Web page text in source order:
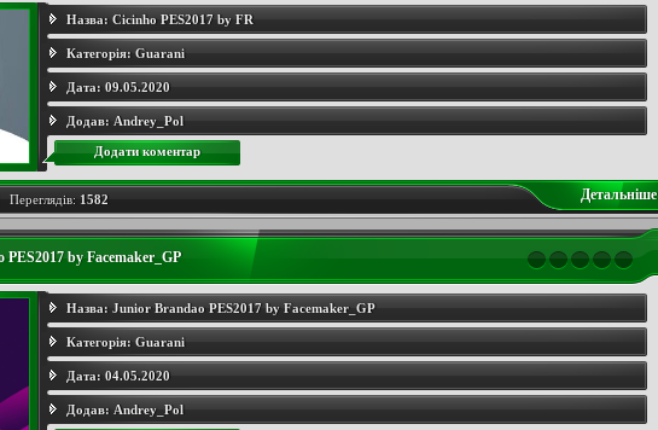
Назва: Cicinho PES2017 by FR
Категорія: Guarani
Дата: 09.05.2020
Додав: Andrey_Pol
Додати коментар
Переглядів: 1582 Детальнiше
by Facemaker_GP
Назва: Junior Brandao PES2017 by Facemaker_GP
Категорія: Guarani
Дата: 04.05.2020
Додав: Andrey_Pol